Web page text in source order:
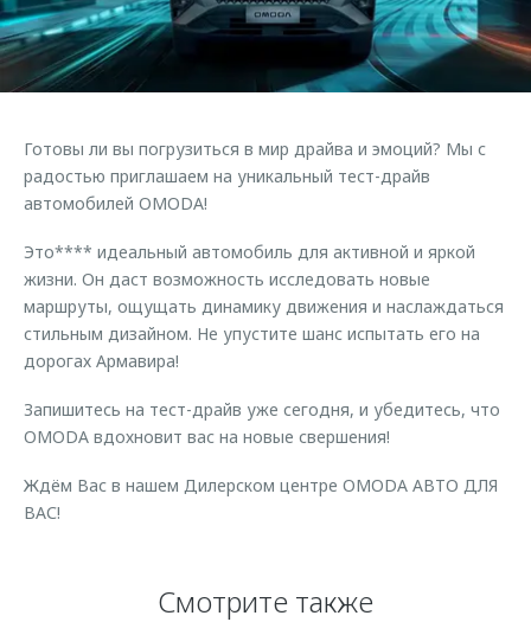
Страхование
Кредитный калькулятор
Одежда и сувениры
Оригинальные аксессуары
Трейд-ин
Калькулятор трейд-ин
Клиентская поддержка
O&J Автоклуб
Приложение O&J
Аксессуары
Оригинальные аксессуары
Запчасти
Обратная связь
Готовы ли вы погрузиться в мир драйва и эмоций? Мы с
радостью приглашаем на уникальный тест-драйв
автомобилей OMODA!
Это**** идеальный автомобиль для активной и яркой
жизни. Он даст возможность исследовать новые
маршруты, ощущать динамику движения и наслаждаться
стильным дизайном. Не упустите шанс испытать его на
дорогах Армавира!
Запишитесь на тест-драйв уже сегодня, и убедитесь, что
OMODA вдохновит вас на новые свершения!
Ждём Вас в нашем Дилерском центре OMODA АВТО ДЛЯ
ВАС!
Смотрите также